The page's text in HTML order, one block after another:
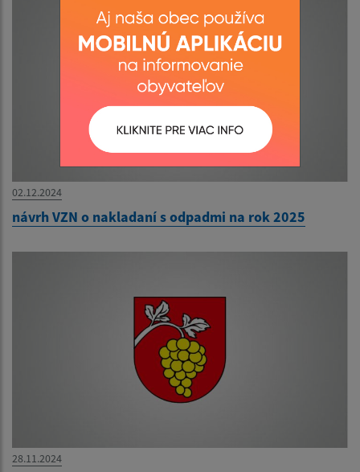
02.12.2024
návrh VZN o nakladaní s odpadmi na rok 2025
28.11.2024